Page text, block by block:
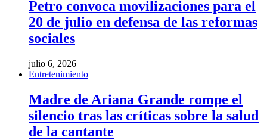
Petro convoca movilizaciones para el
20 de julio en defensa de las reformas
sociales
julio 6, 2026
Entretenimiento
Madre de Ariana Grande rompe el
silencio tras las críticas sobre la salud
de la cantante